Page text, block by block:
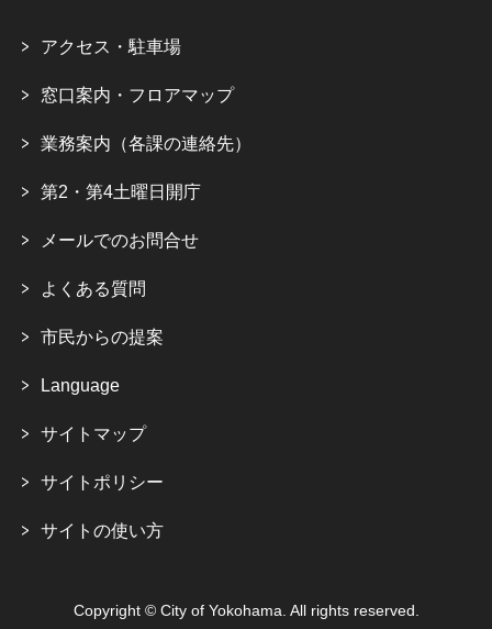
アクセス・駐車場
窓口案内・フロアマップ
業務案内（各課の連絡先）
第2・第4土曜日開庁
メールでのお問合せ
よくある質問
市民からの提案
Language
サイトマップ
サイトポリシー
サイトの使い方
Copyright © City of Yokohama. All rights reserved.